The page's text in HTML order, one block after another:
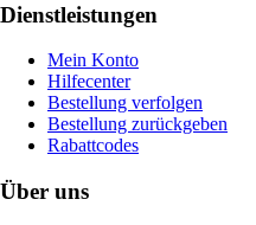
Dienstleistungen
Mein Konto
Hilfecenter
Bestellung verfolgen
Bestellung zurückgeben
Rabattcodes
Über uns